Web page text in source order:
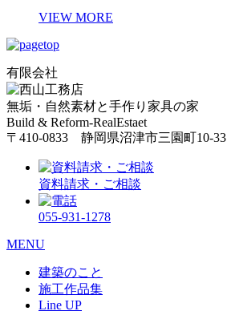
VIEW MORE
有限会社
無垢・自然素材と手作り家具の家
Build & Reform-RealEstaet
〒410-0833 静岡県沼津市三園町10-33
資料請求・ご相談
055-931-1278
MENU
建築のこと
施工作品集
Line UP